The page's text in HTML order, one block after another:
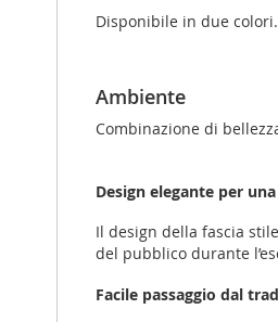
Disponibile in due colori.
Ambiente
Combinazione di
Design elegante per
Il design della fascia
del pubblico durante
Facile passaggio dal